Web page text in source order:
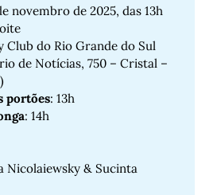
novembro de 2025, das 13h
Club do Rio Grande do Sul
de Notícias, 750 – Cristal –
portões: 13h
: 14h
Nicolaiewsky & Sucinta